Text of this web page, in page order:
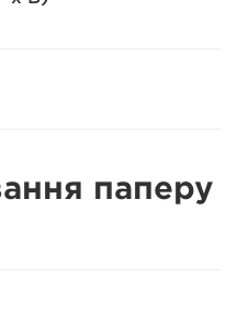
паперу